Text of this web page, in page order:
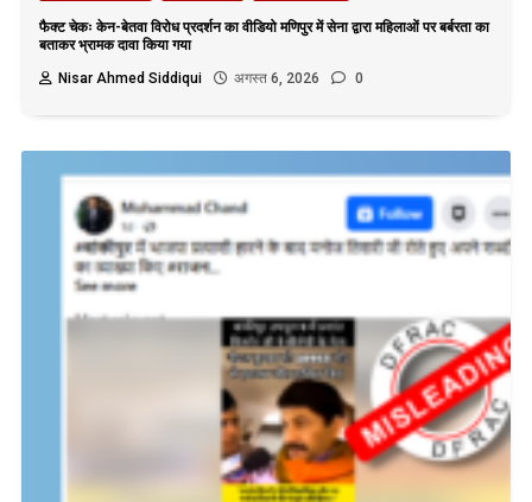
फैक्ट चेकः केन-बेतवा विरोध प्रदर्शन का वीडियो मणिपुर में सेना द्वारा महिलाओं पर बर्बरता का
बताकर भ्रामक दावा किया गया
Nisar Ahmed Siddiqui
अगस्त 6, 2026 0